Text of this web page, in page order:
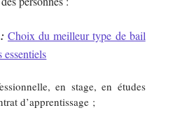
Choix du meilleur type de bail
essentiels
en stage, en études
d’apprentissage ;